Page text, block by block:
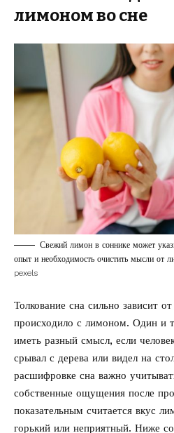
лимоном во сне
Свежий лимон в соннике может
опыт и необходимость очистить мысли от
pexels
Толкование сна сильно зависит
происходило с лимоном. Один и
иметь разный смысл, если
срывал с дерева или видел на
расшифровке сна важно
собственные ощущения после
показательным считается вкус
горький или неприятный. Ниже